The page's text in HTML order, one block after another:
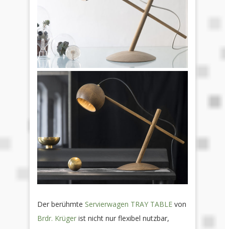
Der berühmte Servierwagen TRAY TABLE von
Brdr. Krüger ist nicht nur flexibel nutzbar,